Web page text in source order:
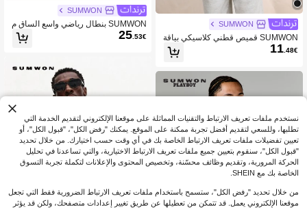
SUMWON
SUMWON قميص قطني كلاسيكي بياقة
طاقم وأكمام قصيرة، قصة عادية للرجال
11.48€
SUMWON
SUMWON بنطال رياضي واسع الساق م
ع شريط شعار جانبي وتفاصيل تباين وخص
ر مطاطي وطول كامل وقصة مريحة
25.53€
نستخدم ملفات تعريف الارتباط والتقنيات المماثلة على موقعنا الإلكتروني لتقديم الخدمة التي
تطلبها، وللسعي لتقديم أفضل تجربة ممكنة على الموقع. يمكنك "رفض الكل"، "قبول الكل"، أو
تعيين تفضيلات ملفات تعريف الارتباط الخاصة بك في أي وقت حسب اختيارك. من خلال تحديد
"قبول الكل"، سنقوم بتعيين جميع ملفات تعريف الارتباط الاختيارية، والتي تساعدنا في تحليل
الحركة المرورية، وتقديم وظائف محسّنة، وتخصيص المحتوى والإعلانات لتكملة تجربة التسوق
الخاصة بك مع SHEIN.
من خلال تحديد "رفض الكل"، ستسمح باستخدام ملفات تعريف الارتباط الضرورية فقط التي تجعل
موقعنا الإلكتروني يعمل. قد تتمكن من تعطيلها عن طريق تغيير إعدادات متصفحك، ولكن قد يؤثر